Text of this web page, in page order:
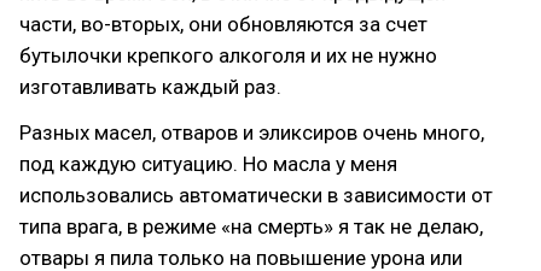
части, во-вторых, они обновляются за счет
бутылочки крепкого алкоголя и их не нужно
изготавливать каждый раз.
Разных масел, отваров и эликсиров очень много,
под каждую ситуацию. Но масла у меня
использовались автоматически в зависимости от
типа врага, в режиме «на смерть» я так не делаю,
отвары я пила только на повышение урона или